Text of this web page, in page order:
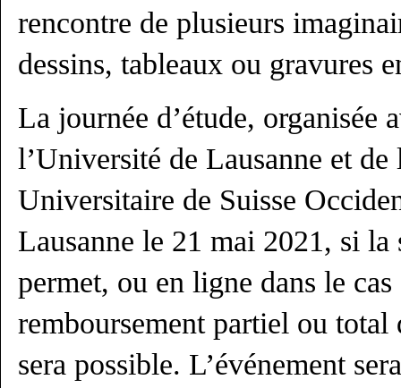
rencontre de plusieurs
dessins, tableaux ou gravures
La journée d’étude, organisée
l’Université de Lausanne et de
Universitaire de Suisse
Lausanne le 21 mai 2021, si
permet, ou en ligne dans le
remboursement partiel ou total
sera possible. L’événement